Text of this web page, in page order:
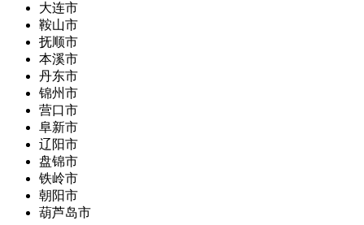
大连市
鞍山市
抚顺市
本溪市
丹东市
锦州市
营口市
阜新市
辽阳市
盘锦市
铁岭市
朝阳市
葫芦岛市